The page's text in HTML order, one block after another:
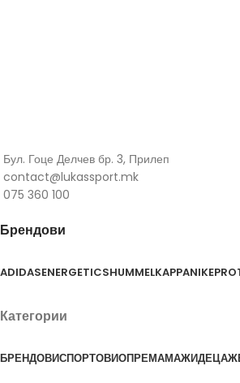
Бул. Гоце Делчев бр. 3, Прилеп
contact@lukassport.mk
075 360 100
Брендови
ADIDASENERGETICSHUMMELKAPPANIKE
Категории
БРЕНДОВИСПОРТОВИОПРЕМАМАЖИДЕЦА